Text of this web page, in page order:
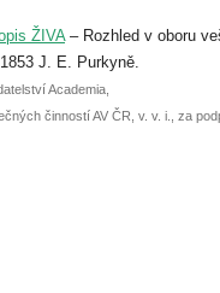
přednášky nebo
už 30. června.
ŽIVA– Rozhled v oboru
J. E. Purkyně.
Academia,
činností AV ČR, v. v. i., za